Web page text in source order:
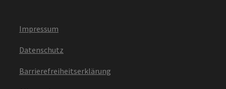
Impressum
Datenschutz
Barrierefreiheitserklärung